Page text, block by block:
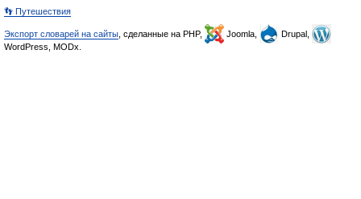
👣 Путешествия
Экспорт словарей на сайты , сделанные на PHP, Joomla,
Drupal,
WordPress, MODx.